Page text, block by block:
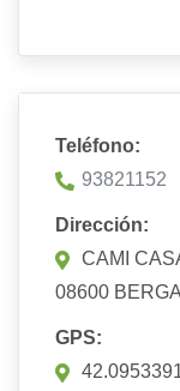
Teléfono:
93821152
Dirección:
CAMI
08600
GPS: